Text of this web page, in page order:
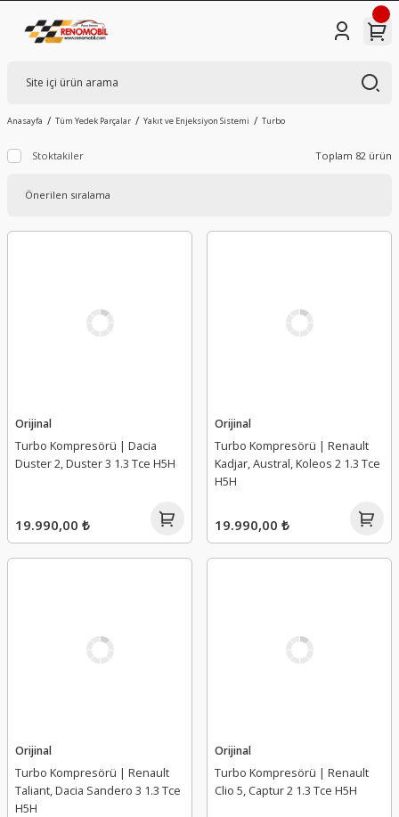
Anasayfa Tüm Yedek Parçalar Yakıt ve Enjeksiyon Sistemi Turbo
Stoktakiler Toplam 82 ürün
Orijinal
Turbo Kompresörü | Dacia
Duster 2, Duster 3 1.3 Tce H5H
19.990,00 ₺
Orijinal
Turbo Kompresörü | Renault
Kadjar, Austral, Koleos 2 1.3 Tce
H5H
19.990,00 ₺
Orijinal
Turbo Kompresörü | Renault
Taliant, Dacia Sandero 3 1.3 Tce
H5H
Orijinal
Turbo Kompresörü | Renault
Clio 5, Captur 2 1.3 Tce H5H